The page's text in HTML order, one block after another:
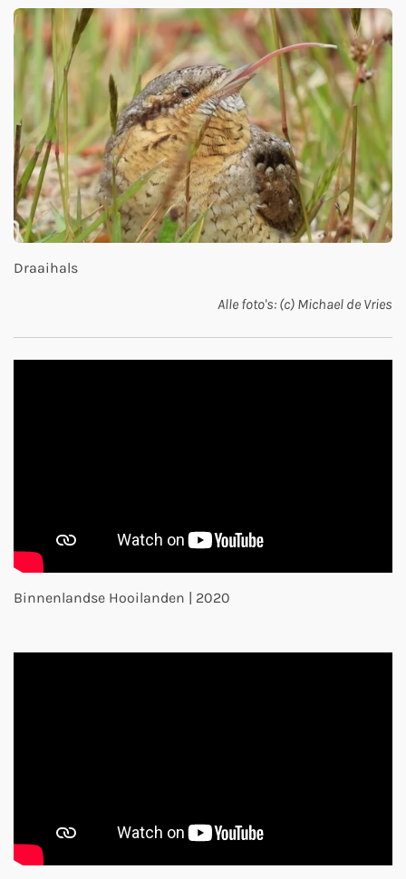
Draaihals
Alle foto's: (c) Michael de Vries
Binnenlandse Hooilanden | 2020